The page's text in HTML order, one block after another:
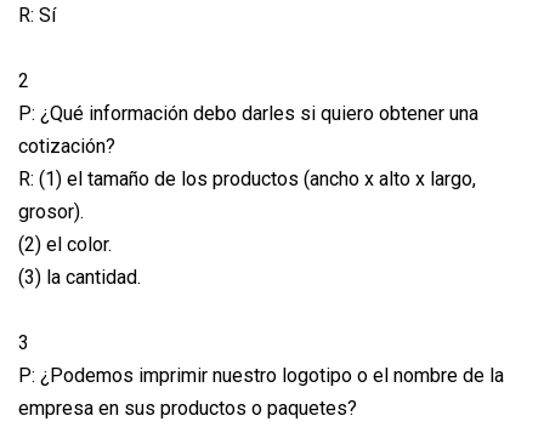
R: Sí
2
P: ¿Qué información debo darles si quiero obtener una
cotización?
R: (1) el tamaño de los productos (ancho x alto x largo,
grosor).
(2) el color.
(3) la cantidad.
3
P: ¿Podemos imprimir nuestro logotipo o el nombre de la
empresa en sus productos o paquetes?